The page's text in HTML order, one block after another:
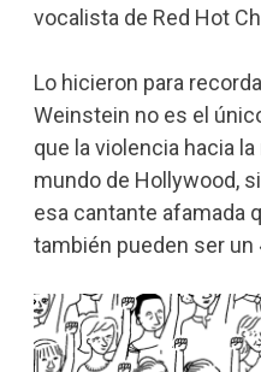
vocalista de Red Hot
Lo hicieron para
Weinstein no es el
que la violencia hacia
mundo de Hollywood,
esa cantante afamada
también pueden ser un